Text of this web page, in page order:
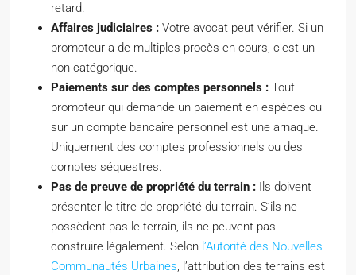
retard.
Affaires judiciaires : Votre avocat peut vérifier. Si un
promoteur a de multiples procès en cours, c’est un
non catégorique.
Paiements sur des comptes personnels : Tout
promoteur qui demande un paiement en espèces ou
sur un compte bancaire personnel est une arnaque.
Uniquement des comptes professionnels ou des
comptes séquestres.
Pas de preuve de propriété du terrain : Ils doivent
présenter le titre de propriété du terrain. S’ils ne
possèdent pas le terrain, ils ne peuvent pas
construire légalement. Selon l’Autorité des Nouvelles
Communautés Urbaines, l’attribution des terrains est